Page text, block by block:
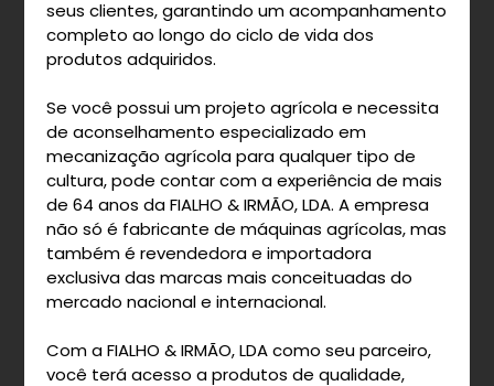
seus clientes, garantindo um acompanhamento
completo ao longo do ciclo de vida dos
produtos adquiridos.
Se você possui um projeto agrícola e necessita
de aconselhamento especializado em
mecanização agrícola para qualquer tipo de
cultura, pode contar com a experiência de mais
de 64 anos da FIALHO & IRMÃO, LDA. A empresa
não só é fabricante de máquinas agrícolas, mas
também é revendedora e importadora
exclusiva das marcas mais conceituadas do
mercado nacional e internacional.
Com a FIALHO & IRMÃO, LDA como seu parceiro,
você terá acesso a produtos de qualidade,